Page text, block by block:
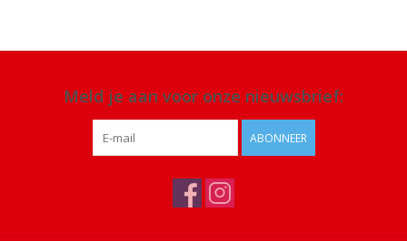
Meld je aan voor onze nieuwsbrief:
ABONNEER